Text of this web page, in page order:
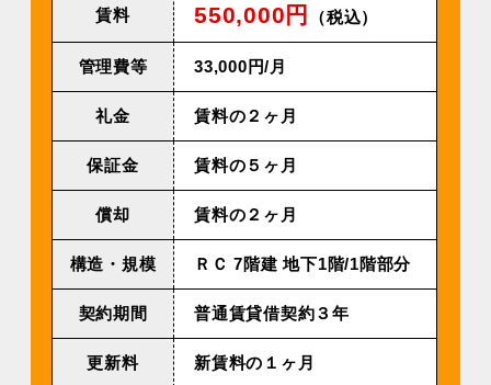
賃料 550,000円 （税込）
管理費等 33,000円/⽉
礼金 賃料の２ヶ月
保証金 賃料の５ヶ月
償却 賃料の２ヶ月
構造・規模 ＲＣ 7階建 地下1階/1階部分
契約期間 普通賃貸借契約３年
更新料 新賃料の１ヶ月